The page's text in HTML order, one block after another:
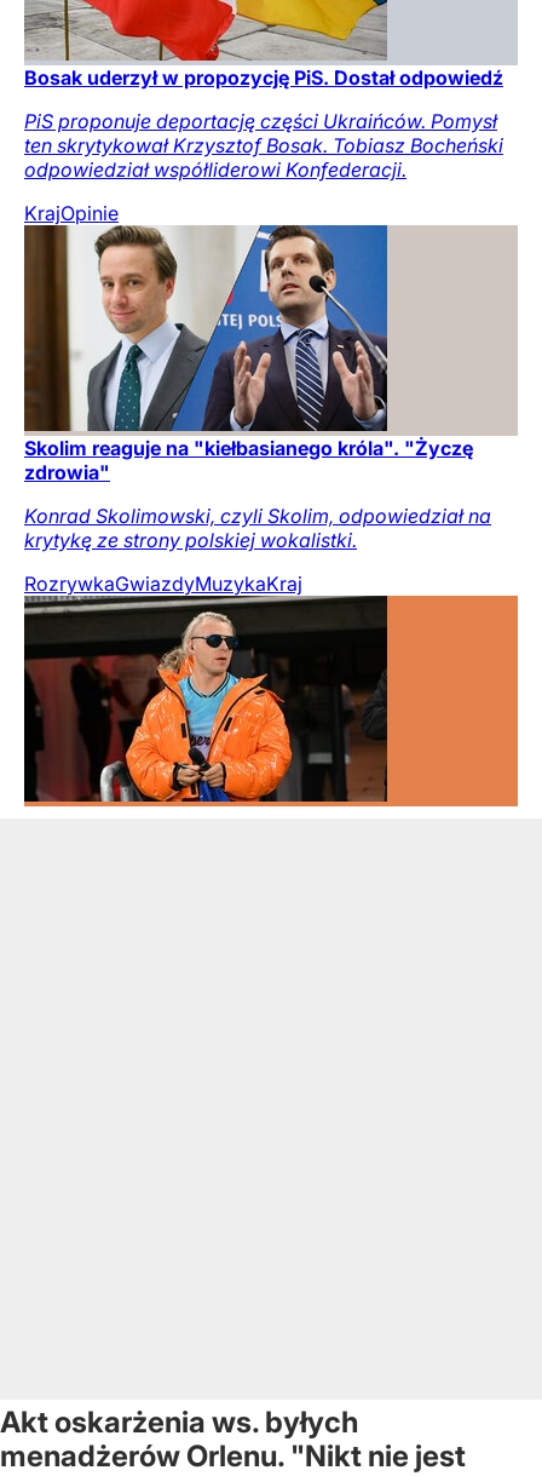
Bosak uderzył w propozycję PiS. Dostał odpowiedź
PiS proponuje deportację części Ukraińców. Pomysł
ten skrytykował Krzysztof Bosak. Tobiasz Bocheński
odpowiedział współliderowi Konfederacji.
KrajOpinie
Skolim reaguje na "kiełbasianego króla". "Życzę
zdrowia"
Konrad Skolimowski, czyli Skolim, odpowiedział na
krytykę ze strony polskiej wokalistki.
RozrywkaGwiazdyMuzykaKraj
Akt oskarżenia ws. byłych
menadżerów Orlenu. "Nikt nie jest